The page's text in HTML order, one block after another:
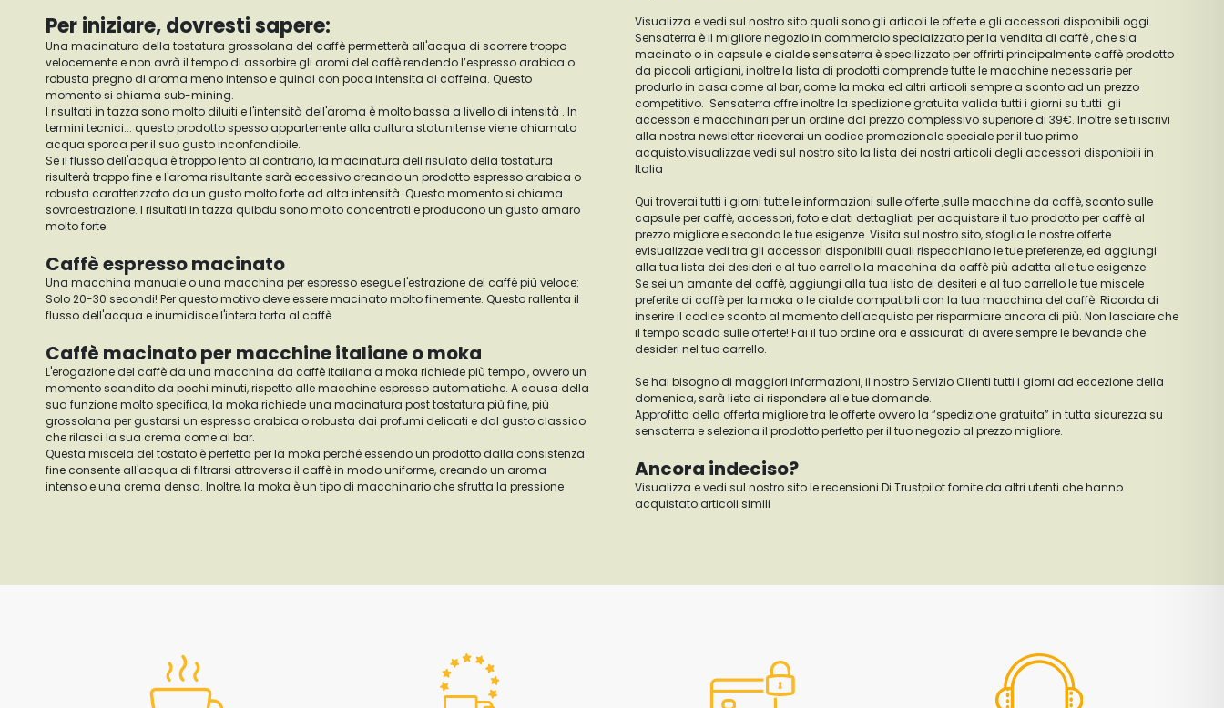
Per iniziare, dovresti sapere:
Una macinatura della tostatura grossolana del caffè permetterà all'acqua di scorrere troppo
velocemente e non avrà il tempo di assorbire gli aromi del caffè rendendo l’espresso arabica o
robusta pregno di aroma meno intenso e quindi con poca intensita di caffeina. Questo
momento si chiama sub-mining.
I risultati in tazza sono molto diluiti e l'intensità dell'aroma è molto bassa a livello di intensità . In
termini tecnici... questo prodotto spesso appartenente alla cultura statunitense viene chiamato
acqua sporca per il suo gusto inconfondibile.
Se il flusso dell'acqua è troppo lento al contrario, la macinatura dell risulato della tostatura
risulterà troppo fine e l'aroma risultante sarà eccessivo creando un prodotto espresso arabica o
robusta caratterizzato da un gusto molto forte ad alta intensità. Questo momento si chiama
sovraestrazione. I risultati in tazza quibdu sono molto concentrati e producono un gusto amaro
molto forte.
Caffè espresso macinato
Una macchina manuale o una macchina per espresso esegue l'estrazione del caffè più veloce:
Solo 20-30 secondi! Per questo motivo deve essere macinato molto finemente. Questo rallenta il
flusso dell'acqua e inumidisce l'intera torta al caffè.
Caffè macinato per macchine italiane o moka
L'erogazione del caffè da una macchina da caffè italiana a moka richiede più tempo , ovvero un
momento scandito da pochi minuti, rispetto alle macchine espresso automatiche. A causa della
sua funzione molto specifica, la moka richiede una macinatura post tostatura più fine, più
grossolana per gustarsi un espresso arabica o robusta dai profumi delicati e dal gusto classico
che rilasci la sua crema come al bar.
Questa miscela del tostato è perfetta per la moka perché essendo un prodotto dalla consistenza
fine consente all'acqua di filtrarsi attraverso il caffè in modo uniforme, creando un aroma
intenso e una crema densa. Inoltre, la moka è un tipo di macchinario che sfrutta la pressione
Visualizza e vedi sul nostro sito quali sono gli articoli le offerte e gli accessori disponibili oggi.
Sensaterra è il migliore negozio in commercio speciaizzato per la vendita di caffè , che sia
macinato o in capsule e cialde sensaterra è specilizzato per offrirti principalmente caffè prodotto
da piccoli artigiani, inoltre la lista di prodotti comprende tutte le macchine necessarie per
produrlo in casa come al bar, come la moka ed altri articoli sempre a sconto ad un prezzo
competitivo. Sensaterra offre inoltre la spedizione gratuita valida tutti i giorni su tutti gli
accessori e macchinari per un ordine dal prezzo complessivo superiore di 39€. Inoltre se ti iscrivi
alla nostra newsletter riceverai un codice promozionale speciale per il tuo primo
acquisto.visualizzae vedi sul nostro sito la lista dei nostri articoli degli accessori disponibili in
Italia
Qui troverai tutti i giorni tutte le informazioni sulle offerte ,sulle macchine da caffè, sconto sulle
capsule per caffè, accessori, foto e dati dettagliati per acquistare il tuo prodotto per caffè al
prezzo migliore e secondo le tue esigenze. Visita sul nostro sito, sfoglia le nostre offerte
evisualizzae vedi tra gli accessori disponibili quali rispecchiano le tue preferenze, ed aggiungi
alla tua lista dei desideri e al tuo carrello la macchina da caffè più adatta alle tue esigenze.
Se sei un amante del caffè, aggiungi alla tua lista dei desiteri e al tuo carrello le tue miscele
preferite di caffè per la moka o le cialde compatibili con la tua macchina del caffè. Ricorda di
inserire il codice sconto al momento dell'acquisto per risparmiare ancora di più. Non lasciare che
il tempo scada sulle offerte! Fai il tuo ordine ora e assicurati di avere sempre le bevande che
desideri nel tuo carrello.
Se hai bisogno di maggiori informazioni, il nostro Servizio Clienti tutti i giorni ad eccezione della
domenica, sarà lieto di rispondere alle tue domande.
Approfitta della offerta migliore tra le offerte ovvero la “spedizione gratuita” in tutta sicurezza su
sensaterra e seleziona il prodotto perfetto per il tuo negozio al prezzo migliore.
Ancora indeciso?
Visualizza e vedi sul nostro sito le recensioni Di Trustpilot fornite da altri utenti che hanno
acquistato articoli simili